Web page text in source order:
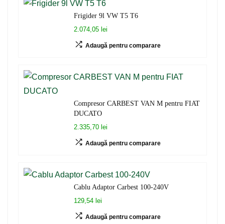
Frigider 9l VW T5 T6
2.074,05 lei
Adaugă pentru comparare
Compresor CARBEST VAN M pentru FIAT
DUCATO
2.335,70 lei
Adaugă pentru comparare
Cablu Adaptor Carbest 100-240V
129,54 lei
Adaugă pentru comparare